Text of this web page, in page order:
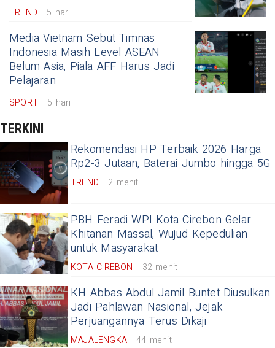
TREND 5 hari
Media Vietnam Sebut Timnas
Indonesia Masih Level ASEAN
Belum Asia, Piala AFF Harus Jadi
Pelajaran
SPORT 5 hari
TERKINI
Rekomendasi HP Terbaik 2026 Harga
Rp2-3 Jutaan, Baterai Jumbo hingga 5G
TREND 2 menit
PBH Feradi WPI Kota Cirebon Gelar
Khitanan Massal, Wujud Kepedulian
untuk Masyarakat
KOTA CIREBON 32 menit
KH Abbas Abdul Jamil Buntet Diusulkan
Jadi Pahlawan Nasional, Jejak
Perjuangannya Terus Dikaji
MAJALENGKA 44 menit